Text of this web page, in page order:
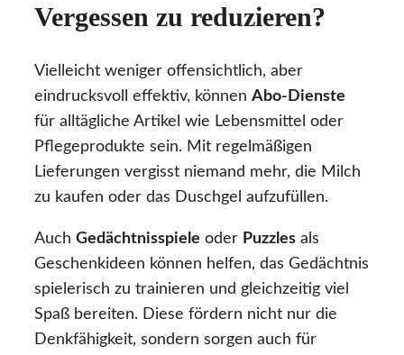
Vergessen zu reduzieren?
Vielleicht weniger offensichtlich, aber
eindrucksvoll effektiv, können Abo-Dienste
für alltägliche Artikel wie Lebensmittel oder
Pflegeprodukte sein. Mit regelmäßigen
Lieferungen vergisst niemand mehr, die Milch
zu kaufen oder das Duschgel aufzufüllen.
Auch Gedächtnisspiele oder Puzzles als
Geschenkideen können helfen, das Gedächtnis
spielerisch zu trainieren und gleichzeitig viel
Spaß bereiten. Diese fördern nicht nur die
Denkfähigkeit, sondern sorgen auch für